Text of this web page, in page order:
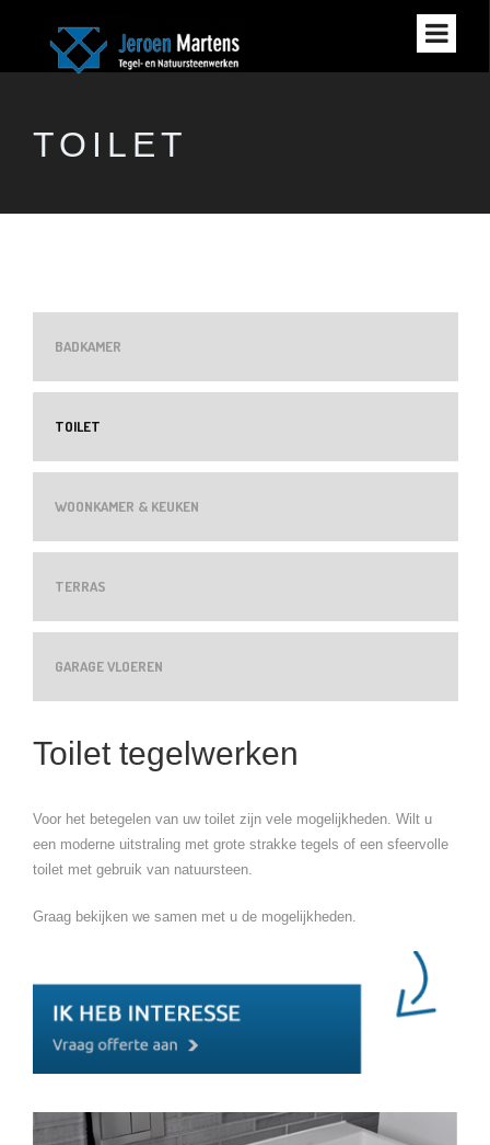
TOILET
BADKAMER
TOILET
WOONKAMER & KEUKEN
TERRAS
GARAGE VLOEREN
Toilet tegelwerken
Voor het betegelen van uw toilet zijn vele mogelijkheden. Wilt u
een moderne uitstraling met grote strakke tegels of een sfeervolle
toilet met gebruik van natuursteen.
Graag bekijken we samen met u de mogelijkheden.